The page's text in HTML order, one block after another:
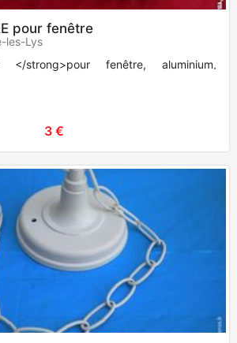
pour fenêtre
les-Lys
</strong>pour fenêtre, aluminium,
3 €